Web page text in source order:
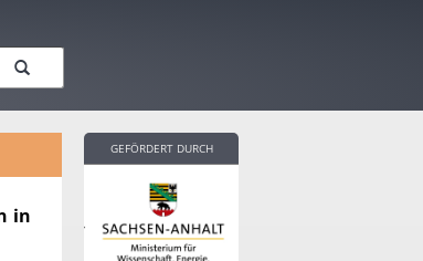
in
GEFÖRDERT DURCH